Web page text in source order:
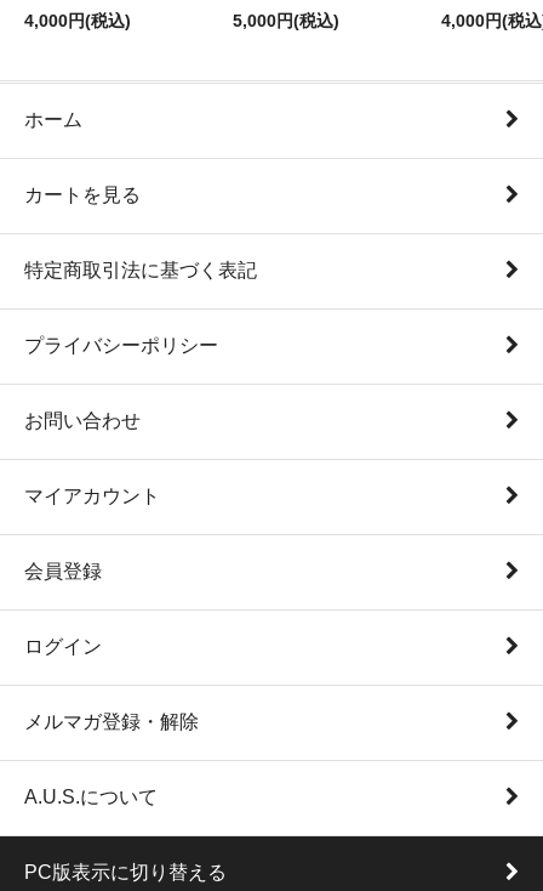
4,000円(税込)
5,000円(税込)
4,000円(税
ホーム
カートを見る
特定商取引法に基づく表記
プライバシーポリシー
お問い合わせ
マイアカウント
会員登録
ログイン
メルマガ登録・解除
A.U.S.について
PC版表示に切り替える